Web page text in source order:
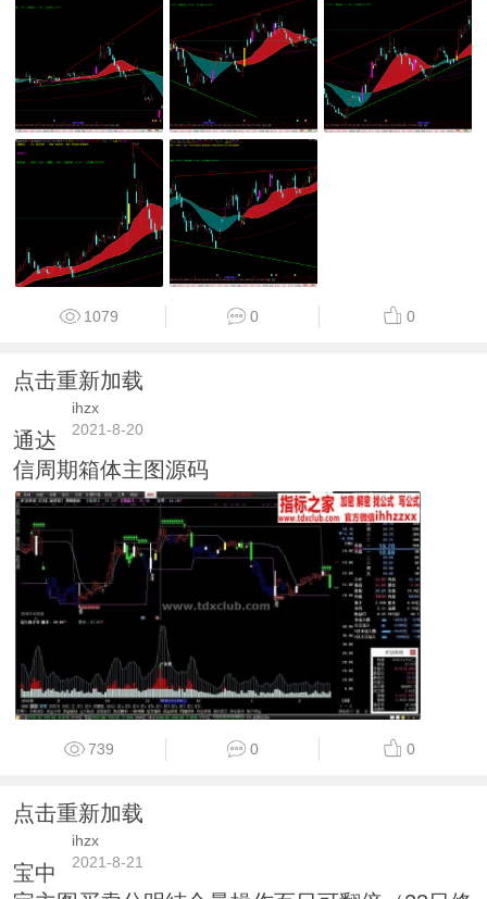
1079 0 0
点击重新加载
ihzx
2021-8-20
通达
信周期箱体主图源码
739 0 0
点击重新加载
ihzx
2021-8-21
宝中